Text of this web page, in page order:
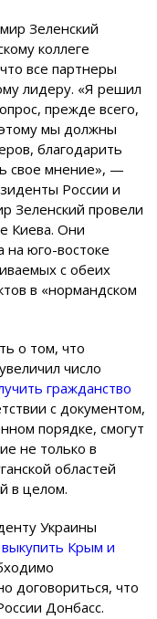
Зеленский
коллеге
все партнеры
лидеру. «Я решил
прежде всего,
мы должны
благодарить
свое мнение», —
России и
Зеленский провели
Киева. Они
на юго-востоке
с обеих
в «нормандском
о том, что
число
гражданство
с документом,
порядке, смогут
не только в
областей
в целом.
Украины
Крым и
договориться, что
Донбасс.